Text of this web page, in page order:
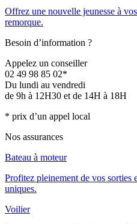
Offrez une nouvelle jeunesse à
remorque.
Besoin d’information ?
Appelez un conseiller
02 49 98 85 02*
Du lundi au vendredi
de 9h à 12H30 et de 14H à 18H
* prix d’un appel local
Nos assurances
Bateau à moteur
Profitez pleinement de vos sorties
uniques.
Voilier